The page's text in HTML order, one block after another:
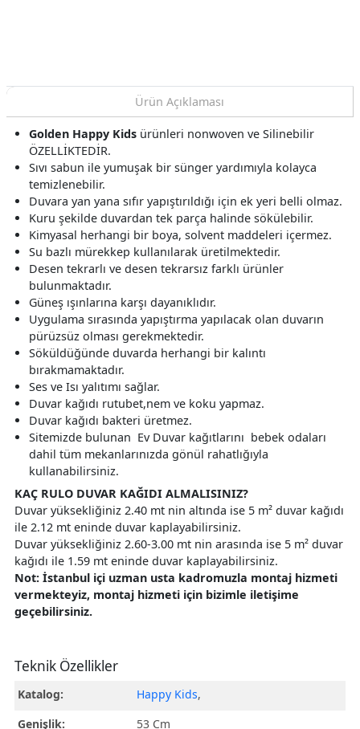
Ürün Açıklaması
Golden Happy Kids ürünleri nonwoven ve Silinebilir
ÖZELLİKTEDİR.
Sıvı sabun ile yumuşak bir sünger yardımıyla kolayca
temizlenebilir.
Duvara yan yana sıfır yapıştırıldığı için ek yeri belli olmaz.
Kuru şekilde duvardan tek parça halinde sökülebilir.
Kimyasal herhangi bir boya, solvent maddeleri içermez.
Su bazlı mürekkep kullanılarak üretilmektedir.
Desen tekrarlı ve desen tekrarsız farklı ürünler
bulunmaktadır.
Güneş ışınlarına karşı dayanıklıdır.
Uygulama sırasında yapıştırma yapılacak olan duvarın
pürüzsüz olması gerekmektedir.
Söküldüğünde duvarda herhangi bir kalıntı
bırakmamaktadır.
Ses ve Isı yalıtımı sağlar.
Duvar kağıdı rutubet,nem ve koku yapmaz.
Duvar kağıdı bakteri üretmez.
Sitemizde bulunan Ev Duvar kağıtlarını bebek odaları
dahil tüm mekanlarınızda gönül rahatlığıyla
kullanabilirsiniz.
KAÇ RULO DUVAR KAĞIDI ALMALISINIZ?
Duvar yüksekliğiniz 2.40 mt nin altında ise 5 m² duvar kağıdı
ile 2.12 mt eninde duvar kaplayabilirsiniz.
Duvar yüksekliğiniz 2.60-3.00 mt nin arasında ise 5 m² duvar
kağıdı ile 1.59 mt eninde duvar kaplayabilirsiniz.
Not: İstanbul içi uzman usta kadromuzla montaj hizmeti
vermekteyiz, montaj hizmeti için bizimle iletişime
geçebilirsiniz.
Teknik Özellikler
Katalog: Happy Kids,
Genişlik:
53 Cm